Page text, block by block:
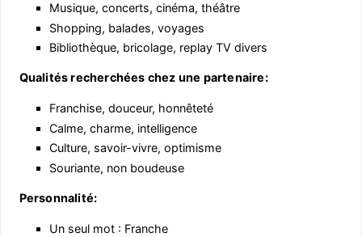
Musique, concerts, cinéma, théâtre
Shopping, balades, voyages
Bibliothèque, bricolage, replay TV divers
Qualités recherchées chez une partenaire:
Franchise, douceur, honnêteté
Calme, charme, intelligence
Culture, savoir-vivre, optimisme
Souriante, non boudeuse
Personnalité:
Un seul mot : Franche